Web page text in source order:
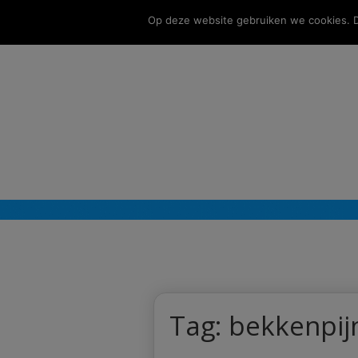
Tag:
Op deze website gebruiken we cookies.